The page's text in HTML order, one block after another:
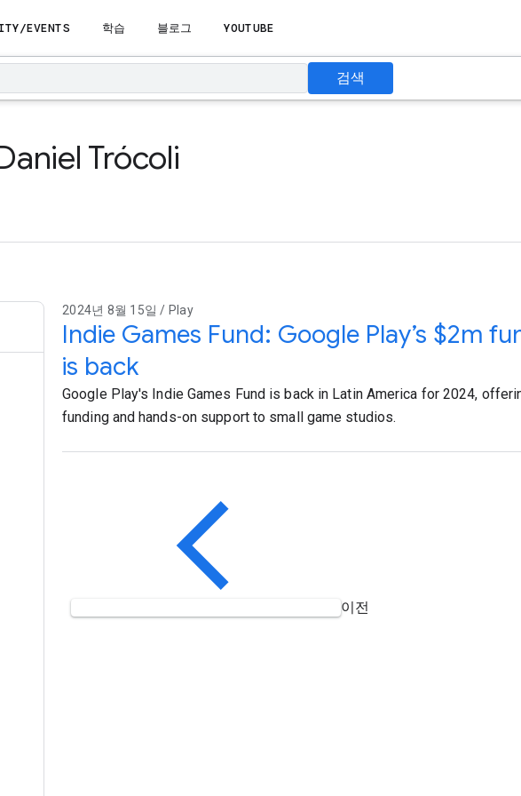
EVENTS 학습 블로그 YOUTUBE
검색
Trócoli
2024년 8월 15일 / Play
Indie Games Fund: Google Play’s $2m
is back
Google Play's Indie Games Fund is back in Latin America for 2024,
funding and hands-on support to small game studios.
이전